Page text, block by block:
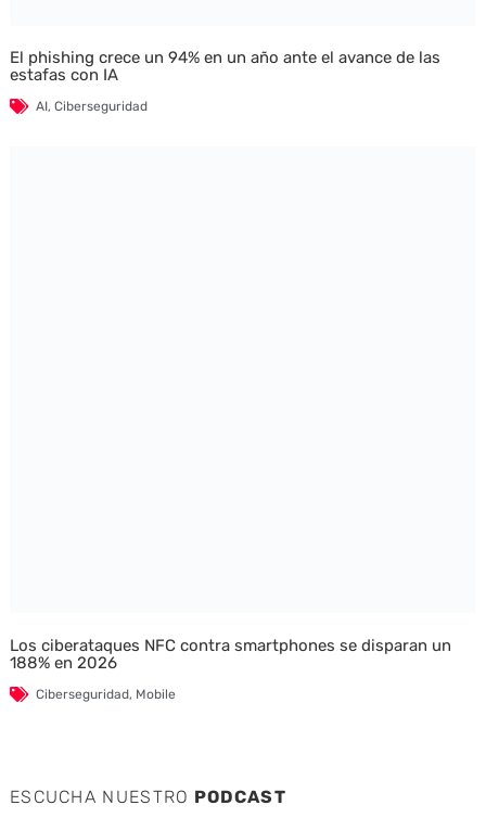
El phishing crece un 94% en un año ante el avance de las
estafas con IA
AI, Ciberseguridad
Los ciberataques NFC contra smartphones se disparan un
188% en 2026
Ciberseguridad, Mobile
ESCUCHA NUESTRO PODCAST